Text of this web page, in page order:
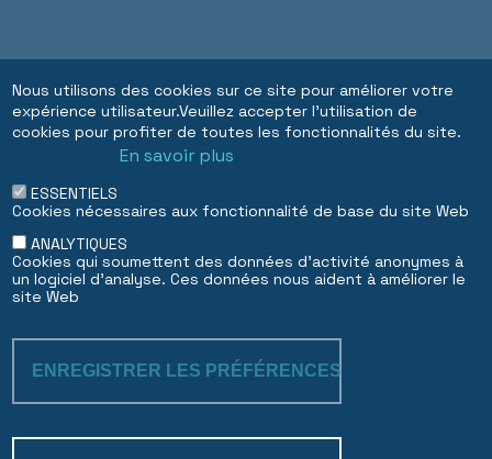
Nous utilisons des cookies sur ce site pour améliorer votre
expérience utilisateur.Veuillez accepter l'utilisation de
cookies pour profiter de toutes les fonctionnalités du site.
En savoir plus
ESSENTIELS
Cookies nécessaires aux fonctionnalité de base du site Web
ANALYTIQUES
Cookies qui soumettent des données d'activité anonymes à
un logiciel d'analyse. Ces données nous aident à améliorer le
site Web
ENREGISTRER LES PRÉFÉRENCES